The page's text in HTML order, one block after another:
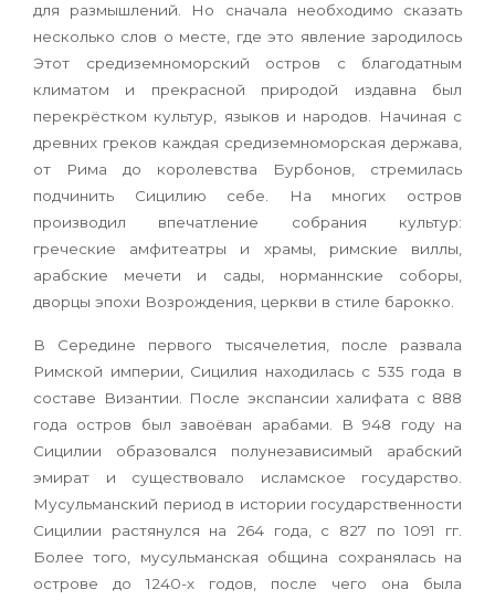
для размышлений. Но сначала необходимо сказать
несколько слов о месте, где это явление зародилось
Этот средиземноморский остров с благодатным
климатом и прекрасной природой издавна был
перекрёстком культур, языков и народов. Начиная с
древних греков каждая средиземноморская держава,
от Рима до королевства Бурбонов, стремилась
подчинить Сицилию себе. На многих остров
производил впечатление собрания культур:
греческие амфитеатры и храмы, римские виллы,
арабские мечети и сады, норманнские соборы,
дворцы эпохи Возрождения, церкви в стиле барокко.
В Середине первого тысячелетия, после развала
Римской империи, Сицилия находилась c 535 года в
составе Византии. После экспансии халифата с 888
года остров был завоёван арабами. В 948 году на
Сицилии образовался полунезависимый арабский
эмират и существовало исламское государство.
Мусульманский период в истории государственности
Сицилии растянулся на 264 года, с 827 по 1091 гг.
Более того, мусульманская община сохранялась на
острове до 1240-х годов, после чего она была